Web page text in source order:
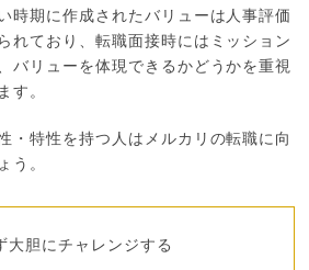
時期に作成されたバリューは人事評価
れており、転職面接時にはミッション
バリューを体現できるかどうかを重視
す。
・特性を持つ人はメルカリの転職に向
う。
大胆にチャレンジする